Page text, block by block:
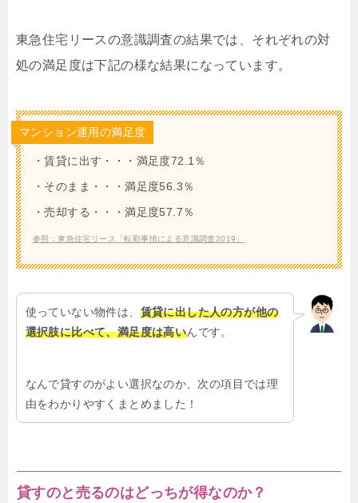
東急住宅リースの意識調査の結果では、それぞれの対
処の満足度は下記の様な結果になっています。
マンション運用の満足度
・賃貸に出す・・・満足度72.1％
・そのまま・・・満足度56.3％
・売却する・・・満足度57.7％
参照：東急住宅リース「転勤事情による意識調査2019」
使っていない物件は、 賃貸に出した人の方が他の
選択肢に比べて、満足度は高いんです。
なんで貸すのがよい選択なのか、次の項目では理
由をわかりやすくまとめました！
貸すのと売るのはどっちが得なのか？